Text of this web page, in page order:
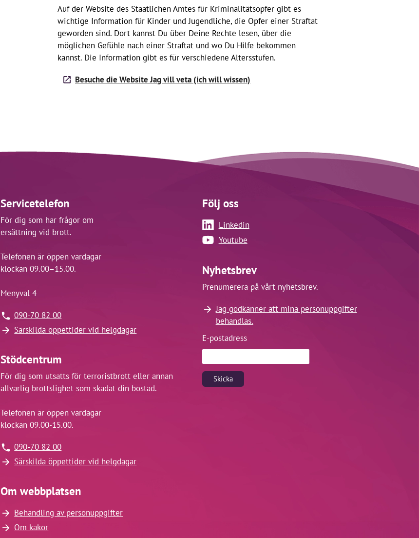
Auf der Website des Staatlichen Amtes für Kriminalitätsopfer gibt es
wichtige Information für Kinder und Jugendliche, die Opfer einer Straftat
geworden sind. Dort kannst Du über Deine Rechte lesen, über die
möglichen Gefühle nach einer Straftat und wo Du Hilfe bekommen
kannst. Die Information gibt es für verschiedene Altersstufen.
Besuche die Website Jag vill veta (ich will wissen)
Servicetelefon
För dig som har frågor om
ersättning vid brott.
Telefonen är öppen vardagar
klockan 09.00–15.00.
Menyval 4
090-70 82 00
Särskilda öppettider vid helgdagar
Stödcentrum
För dig som utsatts för terroristbrott eller annan
allvarlig brottslighet som skadat din bostad.
Telefonen är öppen vardagar
klockan 09.00-15.00.
090-70 82 00
Särskilda öppettider vid helgdagar
Om webbplatsen
Behandling av personuppgifter
Om kakor
Följ oss
Linkedin
Youtube
Nyhetsbrev
Prenumerera på vårt nyhetsbrev.
Jag godkänner att mina personuppgifter
behandlas.
E-postadress
Skicka